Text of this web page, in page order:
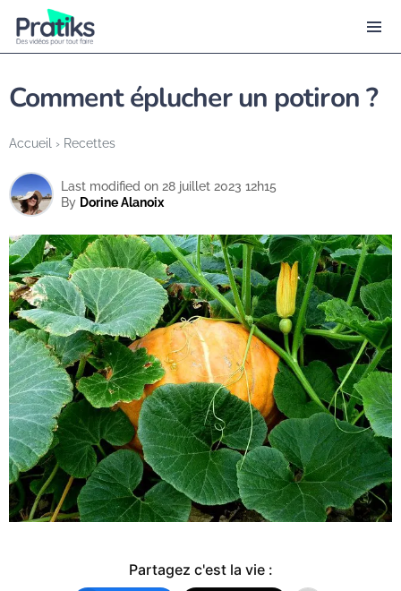
Accueil › Recettes
Comment éplucher un potiron ?
By Dorine Alanoix
Last modified on 28 juillet 2023 12h15
Partagez c'est la vie :